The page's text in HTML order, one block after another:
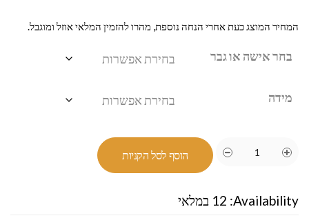
המחיר המוצג כעת אחרי הנחה נוספת, מהרו להזמין המלאי אוזל ומוגבל.
בחר אישה או גבר
מידה
הוסף לסל הקניות
Availability: 12 במלאי